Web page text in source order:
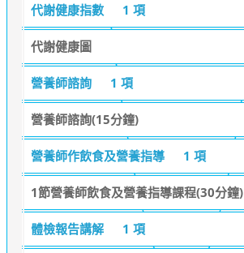
代謝健康指數 1 項
代謝健康圖
營養師諮詢 1 項
營養師諮詢(15分鐘)
營養師作飲食及營養指導 1 項
1節營養師飲食及營養指導課程(30分鐘)
體檢報告講解 1 項